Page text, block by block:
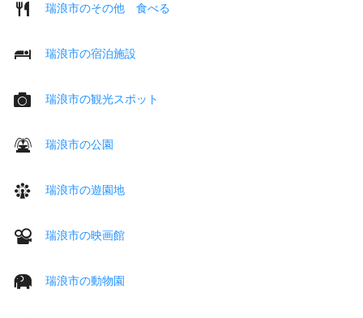
瑞浪市のその他 食べる
瑞浪市の宿泊施設
瑞浪市の観光スポット
瑞浪市の公園
瑞浪市の遊園地
瑞浪市の映画館
瑞浪市の動物園